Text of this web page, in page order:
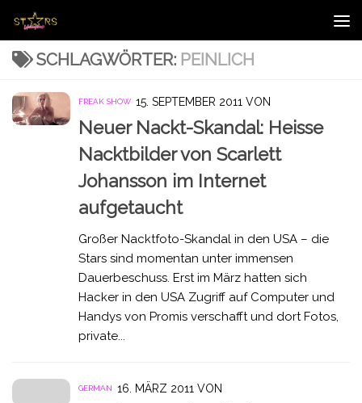
Zum Inhalt springen
SCHLAGWÖRTER: PEINLICH
FREAK SHOW 15. SEPTEMBER 2011 VON
Neuer Nackt-Skandal: Heisse
Nacktbilder von Scarlett
Johansson im Internet
aufgetaucht
Großer Nacktfoto-Skandal in den USA – die
Stars sind momentan unter immensen
Dauerbeschuss. Erst im März hatten sich
Hacker in den USA Zugriff auf Computer und
Handys von Promis verschafft und dort Fotos,
private...
GERMAN 16. MÄRZ 2011 VON